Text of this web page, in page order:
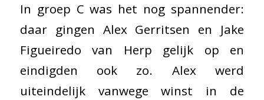
In groep C was het nog spannender:
daar gingen Alex Gerritsen en Jake
Figueiredo van Herp gelijk op en
eindigden ook zo. Alex werd
uiteindelijk vanwege winst in de